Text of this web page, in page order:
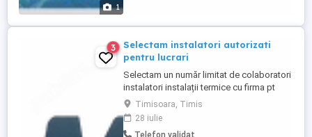
1
3
Selectam instalatori autorizati
pentru lucrari
Selectam un număr limitat de colaboratori
instalatori instalații termice cu firma pt
lucrări recurente montaj,service apometre
și repartitoare în asociații de proprietari.
Experiența nu este obligatorie,se asigură
Timisoara, Timis
28 iulie
Telefon validat